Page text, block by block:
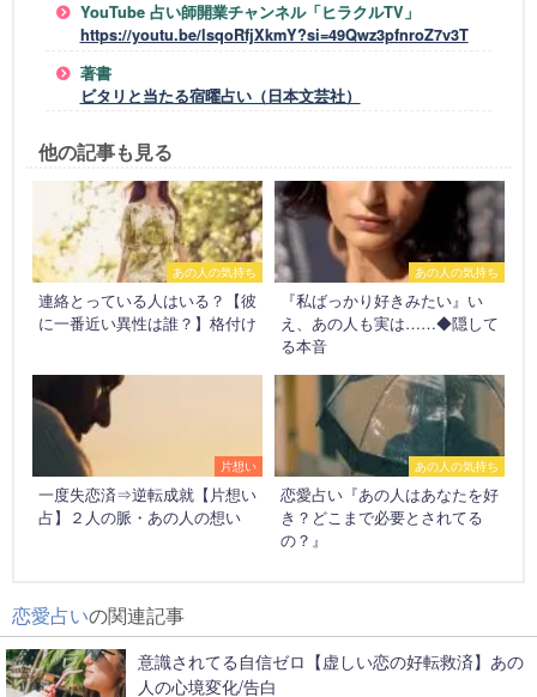
YouTube 占い師開業チャンネル「ヒラクルTV」
https://youtu.be/lsqoRfjXkmY?si=49Qwz3pfnroZ7v3T
著書
ビタリと当たる宿曜占い（日本文芸社）
他の記事も見る
あの人の気持ち
連絡とっている人はいる？【彼
に一番近い異性は誰？】格付け
あの人の気持ち
『私ばっかり好きみたい』い
え、あの人も実は……◆隠して
る本音
片想い
一度失恋済⇒逆転成就【片想い
占】２人の脈・あの人の想い
あの人の気持ち
恋愛占い『あの人はあなたを好
き？どこまで必要とされてる
の？』
恋愛占いの関連記事
意識されてる自信ゼロ【虚しい恋の好転救済】あの
人の心境変化/告白